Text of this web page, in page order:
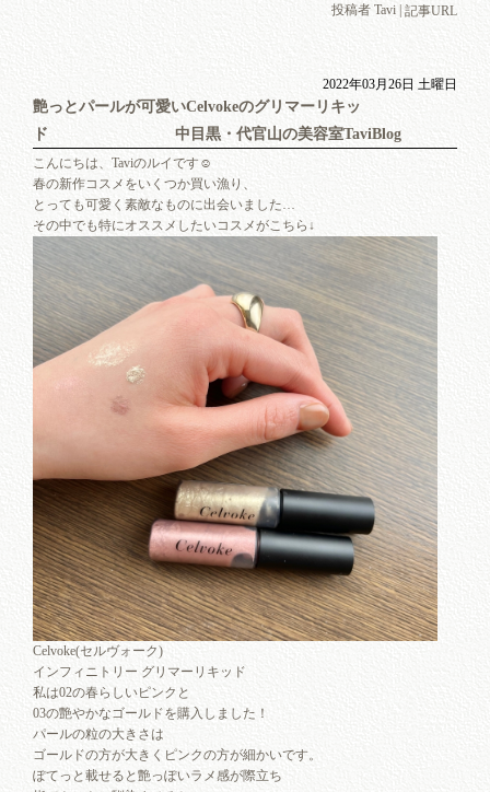
投稿者 Tavi | 記事URL
2022年03月26日 土曜日
艶っとパールが可愛いCelvokeのグリマーリキッ
ド 中目黒・代官山の美容室TaviBlog
こんにちは、Taviのルイです☺︎
春の新作コスメをいくつか買い漁り、
とっても可愛く素敵なものに出会いました…
その中でも特にオススメしたいコスメがこちら↓
Celvoke(セルヴォーク)
インフィニトリー グリマーリキッド
私は02の春らしいピンクと
03の艶やかなゴールドを購入しました！
パールの粒の大きさは
ゴールドの方が大きくピンクの方が細かいです。
ぽてっと載せると艶っぽいラメ感が際立ち